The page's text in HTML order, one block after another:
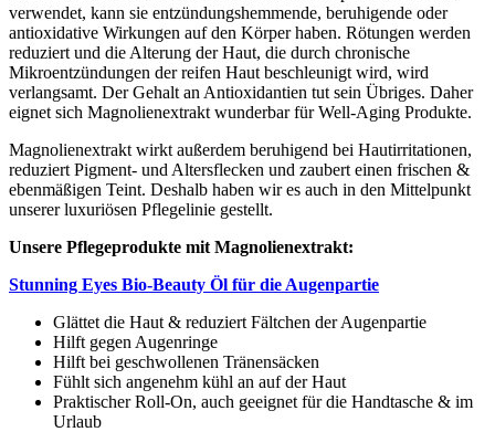
verwendet, kann sie entzündungshemmende, beruhigende oder
antioxidative Wirkungen auf den Körper haben. Rötungen werden
reduziert und die Alterung der Haut, die durch chronische
Mikroentzündungen der reifen Haut beschleunigt wird, wird
verlangsamt. Der Gehalt an Antioxidantien tut sein Übriges. Daher
eignet sich Magnolienextrakt wunderbar für Well-Aging Produkte.
Magnolienextrakt wirkt außerdem beruhigend bei Hautirritationen,
reduziert Pigment- und Altersflecken und zaubert einen frischen &
ebenmäßigen Teint. Deshalb haben wir es auch in den Mittelpunkt
unserer luxuriösen Pflegelinie gestellt.
Unsere Pflegeprodukte mit Magnolienextrakt:
Stunning Eyes Bio-Beauty Öl für die Augenpartie
Glättet die Haut & reduziert Fältchen der Augenpartie
Hilft gegen Augenringe
Hilft bei geschwollenen Tränensäcken
Fühlt sich angenehm kühl an auf der Haut
Praktischer Roll-On, auch geeignet für die Handtasche & im
Urlaub